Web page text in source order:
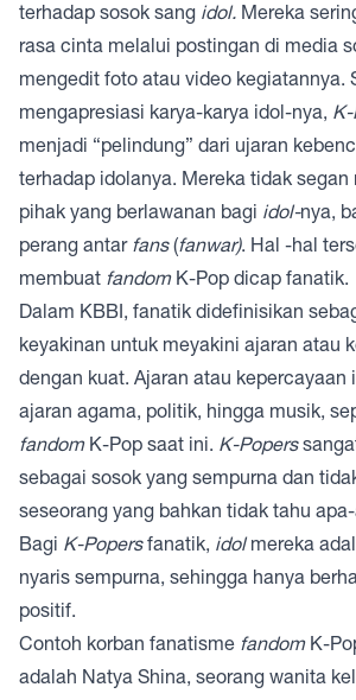
terhadap sosok sang idol. Mereka
rasa cinta melalui postingan di media
mengedit foto atau video kegiatannya.
mengapresiasi karya-karya idol-nya,
menjadi “pelindung” dari ujaran
terhadap idolanya. Mereka tidak segan
pihak yang berlawanan bagi idol-nya,
perang antar fans(fanwar). Hal -hal
membuat fandom K-Pop dicap fanatik.
Dalam KBBI, fanatik didefinisikan
keyakinan untuk meyakini ajaran atau
dengan kuat. Ajaran atau kepercayaan
ajaran agama, politik, hingga musik,
fandom K-Pop saat ini. K-Popers
sebagai sosok yang sempurna dan
seseorang yang bahkan tidak tahu
Bagi K-Popersfanatik, idol mereka
nyaris sempurna, sehingga hanya
positif.
Contoh korban fanatisme fandom K-
adalah Natya Shina, seorang wanita